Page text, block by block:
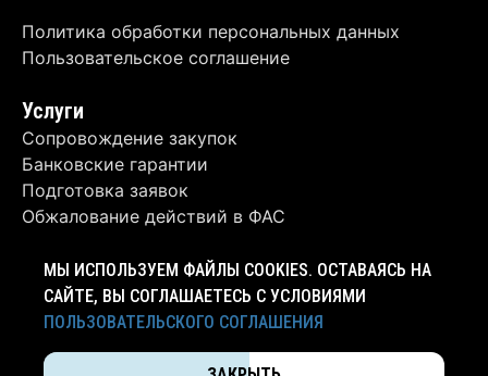
Политика обработки персональных данных
Пользовательское соглашение
Услуги
Сопровождение закупок
Банковские гарантии
Подготовка заявок
Обжалование действий в ФАС
Контакты
+7 (4012) 63-62-06
МЫ ИСПОЛЬЗУЕМ ФАЙЛЫ COOKIES. ОСТАВАЯСЬ НА
САЙТЕ, ВЫ СОГЛАШАЕТЕСЬ С УСЛОВИЯМИ
ПОЛЬЗОВАТЕЛЬСКОГО СОГЛАШЕНИЯ